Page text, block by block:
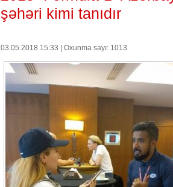
şəhəri kimi tanıdır
03.05.2018 15:33 | Oxunma sayı: 1013